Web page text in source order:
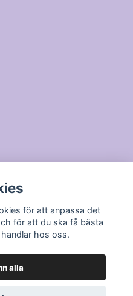
för att anpassa det
för att du ska få bästa
hos oss.
alla